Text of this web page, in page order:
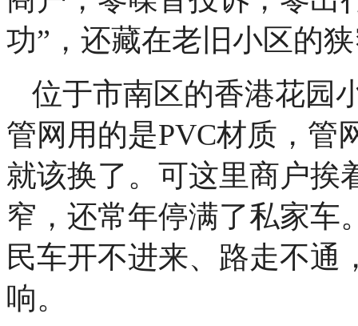
功”，还藏在老旧小区的
位于市南区的香港花园
管网用的是PVC材质，管
就该换了。可这里商户挨
窄，还常年停满了私家车
民车开不进来、路走不通
响。